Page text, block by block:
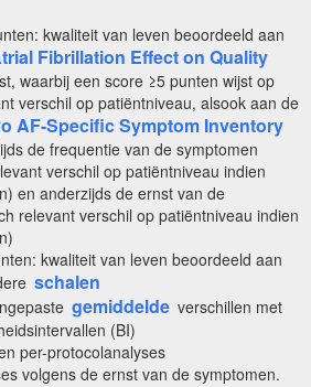
kwaliteit van leven beoordeeld aan
Fibrillation Effect on Quality
waarbij een score ≥5 punten wijst op
verschil op patiëntniveau, alsook aan de
AF-Specific Symptom Inventory
de frequentie van de symptomen
verschil op patiëntniveau indien
en anderzijds de ernst van de
relevant verschil op patiëntniveau indien
kwaliteit van leven beoordeeld aan
schalen
gemiddelde verschillen met
(BI)
per-protocolanalyses
volgens de ernst van de symptomen.